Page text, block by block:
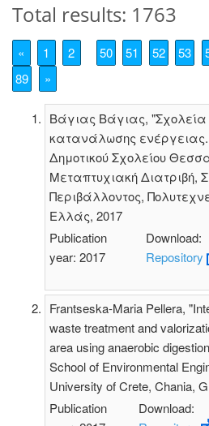
Total results: 1763
« 1 2 50 51 52 53
89
»
Βάγιας Βάγιας, "Σχολεία
κατανάλωσης ενέργειας.
Δημοτικού Σχολείου
Μεταπτυχιακή Διατριβή,
Περιβάλλοντος,
Ελλάς, 2017
Publication
year: 2017
Download:
Repository
Frantseska-Maria Pellera,
waste treatment and
area using anaerobic
School of Environmental
University of Crete, Chania,
Publication
Download: